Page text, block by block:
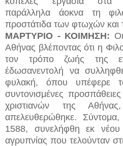
παράλληλα άοκνα τη
προστάτιδα των φτωχών και
ΜΑΡΤΥΡΙΟ - ΚΟΙΜΗΣΗ:
Αθήνας βλέποντας ότι η
τον τρόπο ζωής της
έδωσανεντολή να
φυλακή, όπου υπέφερε
συντονισμένες
χριστιανών της
απελευθερώθηκε.
1588, συνελήφθη εκ νέου
αγρυπνίας που τελούνταν